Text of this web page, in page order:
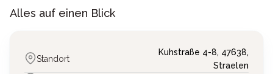
Alles auf einen Blick
Standort
Kuhstraße 4-8, 47638,
Straelen